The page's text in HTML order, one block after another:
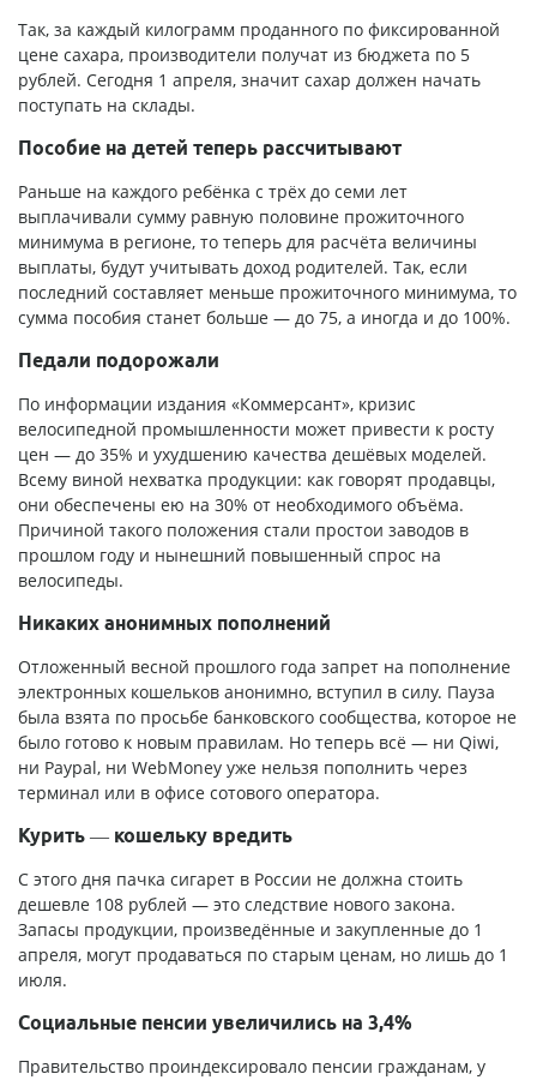
Так, за каждый килограмм проданного по фиксированной
цене сахара, производители получат из бюджета по 5
рублей. Сегодня 1 апреля, значит сахар должен начать
поступать на склады.
Пособие на детей теперь рассчитывают
Раньше на каждого ребёнка с трёх до семи лет
выплачивали сумму равную половине прожиточного
минимума в регионе, то теперь для расчёта величины
выплаты, будут учитывать доход родителей. Так, если
последний составляет меньше прожиточного минимума, то
сумма пособия станет больше — до 75, а иногда и до 100%.
Педали подорожали
По информации издания «Коммерсант», кризис
велосипедной промышленности может привести к росту
цен — до 35% и ухудшению качества дешёвых моделей.
Всему виной нехватка продукции: как говорят продавцы,
они обеспечены ею на 30% от необходимого объёма.
Причиной такого положения стали простои заводов в
прошлом году и нынешний повышенный спрос на
велосипеды.
Никаких анонимных пополнений
Отложенный весной прошлого года запрет на пополнение
электронных кошельков анонимно, вступил в силу. Пауза
была взята по просьбе банковского сообщества, которое не
было готово к новым правилам. Но теперь всё — ни Qiwi,
ни Paypal, ни WebMoney уже нельзя пополнить через
терминал или в офисе сотового оператора.
Курить — кошельку вредить
С этого дня пачка сигарет в России не должна стоить
дешевле 108 рублей — это следствие нового закона.
Запасы продукции, произведённые и закупленные до 1
апреля, могут продаваться по старым ценам, но лишь до 1
июля.
Социальные пенсии увеличились на 3,4%
Правительство проиндексировало пенсии гражданам, у